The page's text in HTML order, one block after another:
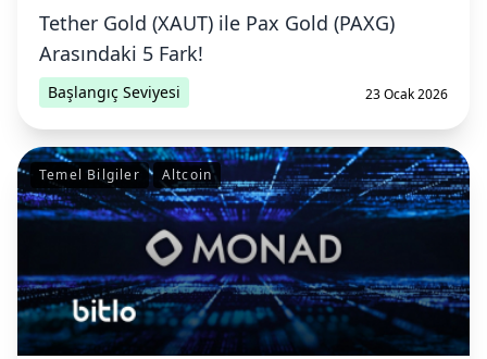
Tether Gold (XAUT) ile Pax Gold (PAXG)
Arasındaki 5 Fark!
Başlangıç Seviyesi 23 Ocak 2026
Temel Bilgiler Altcoin